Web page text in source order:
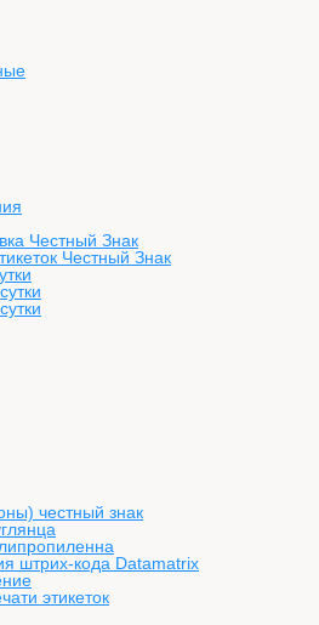
Честный Знак
Честный Знак
честный знак
штрих-кода Datamatrix
этикеток